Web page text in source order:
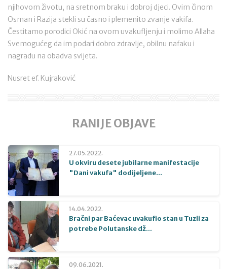
njihovom životu, na sretnom braku i dobroj djeci. Ovim činom
Osman i Razija stekli su časno i plemenito zvanje vakifa.
Čestitamo porodici Okić na ovom uvakufljenju i molimo Allaha
Svemogućeg da im podari dobro zdravlje, obilnu nafaku i
nagradu na obadva svijeta.
Nusret ef. Kujraković
RANIJE OBJAVE
27.05.2022.
U okviru desete jubilarne manifestacije
"Dani vakufa" dodijeljene...
14.04.2022.
Bračni par Baćevac uvakufio stan u Tuzli za
potrebe Polutanske dž...
09.06.2021.